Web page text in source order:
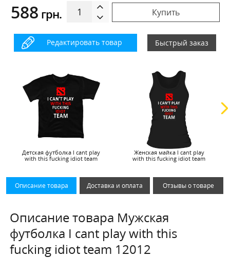
588 грн. Купить
Редактировать товар Быстрый заказ
Детская футболка I cant play
with this fucking idiot team
Женская майка I cant play
with this fucking idiot team
Описание товара Доставка и оплата Отзывы о товаре
Описание товара Мужская
футболка I cant play with this
fucking idiot team 12012